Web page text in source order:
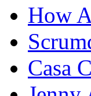
How
Casa